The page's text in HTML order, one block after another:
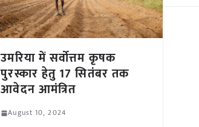
उमरिया में सर्वोत्तम कृषक
पुरस्कार हेतु 17 सितंबर तक
आवेदन आमंत्रित
August 10, 2024